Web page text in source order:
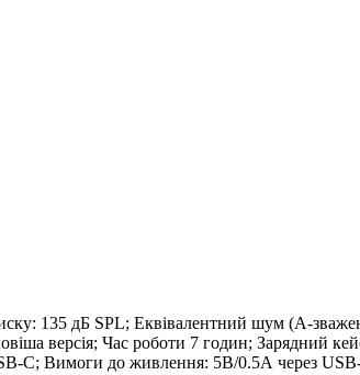
135 дБ SPL; Еквівалентний шум (A-
версія; Час роботи 7 годин; Зарядний
C; Вимоги до живлення: 5В/0.5А через